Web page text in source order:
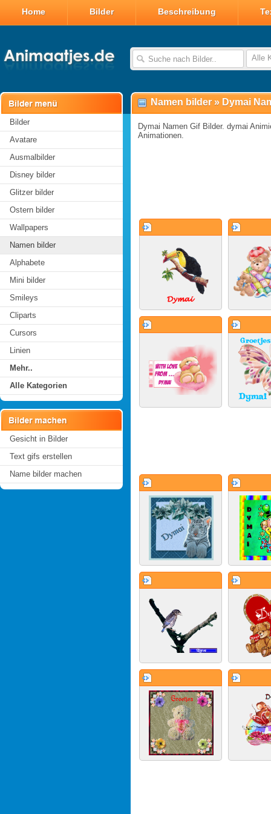
Home Bilder Beschreibung
Alle
Bilder
Avatare
Ausmalbilder
Disney bilder
Glitzer bilder
Ostern bilder
Wallpapers
Namen bilder
Alphabete
Mini bilder
Smileys
Cliparts
Cursors
Linien
Mehr..
Alle Kategorien
Gesicht in Bilder
Text gifs erstellen
Name bilder machen
Namen bilder » Dymai
Dymai Namen Gif Bilder. dymai
Animationen.